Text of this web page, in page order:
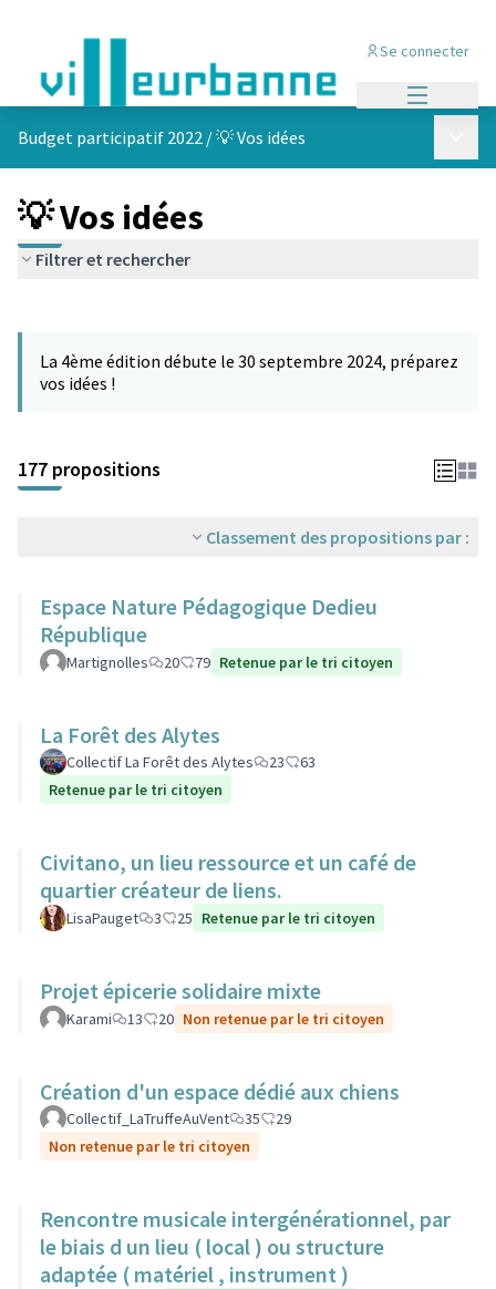
Se connecter
Budget participatif 2022 /💡 Vos idées
💡 Vos idées
Filtrer et rechercher
−
La 4ème édition débute le 30 septembre 2024, préparez
vos idées !
177 propositions
Classement des propositions par :
Espace Nature Pédagogique Dedieu
République
Martignolles 20 79 Retenue par le tri citoyen
La Forêt des Alytes
Collectif La Forêt des Alytes 23
63
Retenue par le tri citoyen
Civitano, un lieu ressource et un café de
quartier créateur de liens.
LisaPauget 3 25 Retenue par le tri citoyen
Projet épicerie solidaire mixte
Karami 13 20 Non retenue par le tri citoyen
Création d'un espace dédié aux chiens
Collectif_LaTruffeAuVent 35
29
Non retenue par le tri citoyen
Rencontre musicale intergénérationnel, par
le biais d un lieu ( local ) ou structure
adaptée ( matériel , instrument )